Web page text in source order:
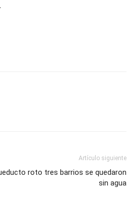
Artículo siguiente
roto tres barrios se quedaron
sin agua